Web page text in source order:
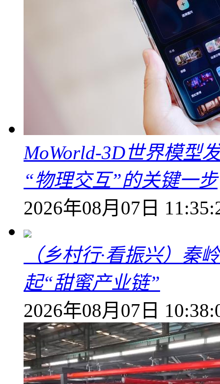
MoWorld-3D世界模型
“物理交互”的关键一步
2026年08月07日
（乡村行·看振兴）秦
起“甜蜜产业链”
2026年08月07日